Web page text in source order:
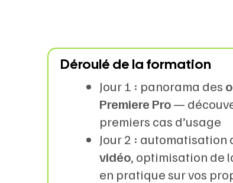
Déroulé de la formation
Jour 1 : panorama des
Premiere Pro—
premiers cas d’usage
Jour 2 :
vidéo , optimisation de
en pratique sur vos